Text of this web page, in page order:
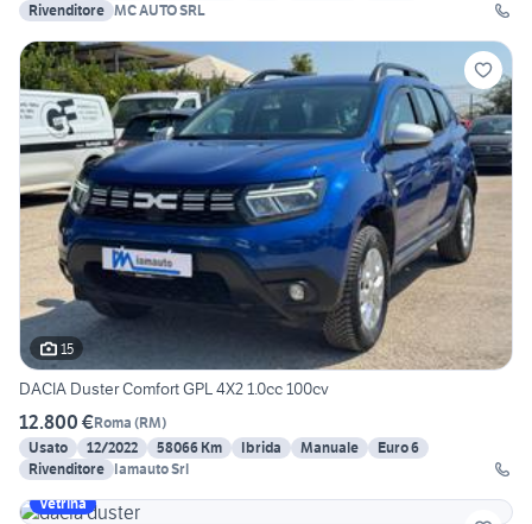
Rivenditore MC AUTO SRL
15
DACIA Duster Comfort GPL 4X2 1.0cc 100cv
12.800 €Roma (RM)
Usato
12/2022 58066 Km Ibrida Manuale
Euro 6
Rivenditore Iamauto Srl
Vetrina